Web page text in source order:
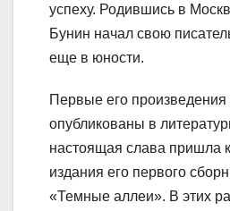
успеху. Родившись в
Бунин начал свою
еще в юности.
Первые его
опубликованы в
настоящая слава пришла
издания его первого
«Темные аллеи». В этих